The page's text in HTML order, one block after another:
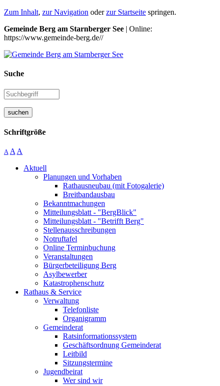
Zum Inhalt, zur Navigation oderzur Startseite springen.
Gemeinde Berg am Starnberger See | Online:
https://www.gemeinde-berg.de//
Suche
suchen
Schriftgröße
A A A
Aktuell
Planungen und Vorhaben
Rathausneubau (mit Fotogalerie)
Breitbandausbau
Bekanntmachungen
Mitteilungsblatt - "BergBlick"
Mitteilungsblatt - "Betrifft Berg"
Stellenausschreibungen
Notruftafel
Online Terminbuchung
Veranstaltungen
Bürgerbeteiligung Berg
Asylbewerber
Katastrophenschutz
Rathaus & Service
Verwaltung
Telefonliste
Organigramm
Gemeinderat
Ratsinformationssystem
Geschäftsordnung Gemeinderat
Leitbild
Sitzungstermine
Jugendbeirat
Wer sind wir